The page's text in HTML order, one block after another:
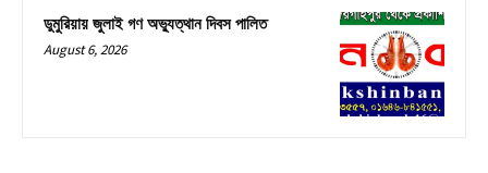
ডুমুরিয়ায় জুলাই গণ অভ্যুত্থান দিবস পালিত
August 6, 2026